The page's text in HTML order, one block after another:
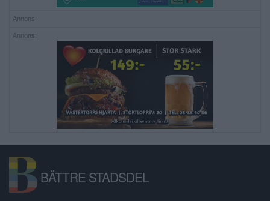
Annons:
Annons:
BÄTTRE STADSDEL